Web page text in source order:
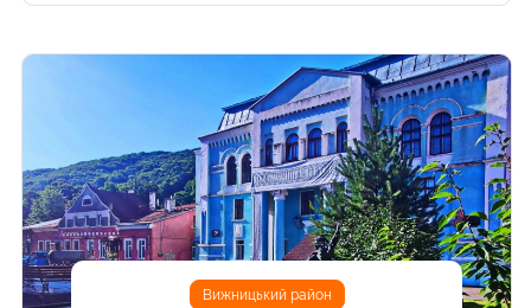
Вижницький район